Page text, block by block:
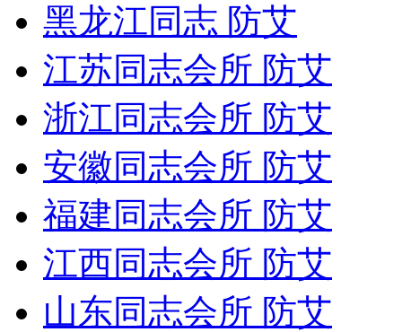
黑龙江同志 防艾
江苏同志会所 防艾
浙江同志会所 防艾
安徽同志会所 防艾
福建同志会所 防艾
江西同志会所 防艾
山东同志会所 防艾